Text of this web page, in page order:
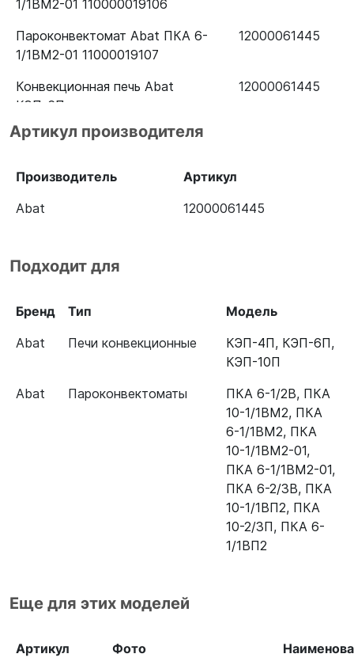
1/1ВМ2-01 110000019106
Пароконвектомат Abat ПКА 6-
1/1ВМ2-01 11000019107
12000061445
Конвекционная печь Abat
КЭП-6П
12000061445
Конвекционная печь Abat
Конвекционная печь Abat
КЭП-10П
2/3В
1/1ВП2 11000010402
Пароконвектомат Abat ПКА 10-
12000061445
Пароконвектомат Abat ПКА 6-
12000061445
Артикул производителя
Производитель
Артикул
Abat
12000061445
Подходит для
Бренд Тип
Модель
Abat
Печи конвекционные КЭП-4П, КЭП-6П,
КЭП-10П
Abat
Пароконвектоматы ПКА 6-1/2В, ПКА
10-1/1ВМ2, ПКА
6-1/1ВМ2, ПКА
10-1/1ВМ2-01,
ПКА 6-1/1ВМ2-01,
ПКА 6-2/3В, ПКА
10-1/1ВП2, ПКА
10-2/3П, ПКА 6-
1/1ВП2
Еще для этих моделей
Артикул Фото